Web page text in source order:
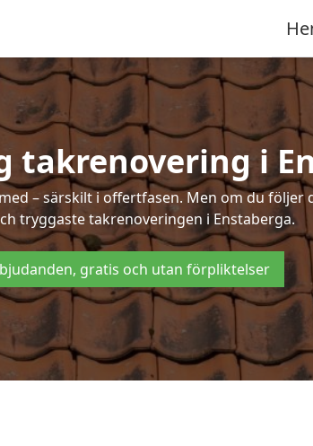
takrenovering i
– särskilt i offertfasen. Men om du
tryggaste takrenoveringen i Enstaberga.
gratis och utan förpliktelser